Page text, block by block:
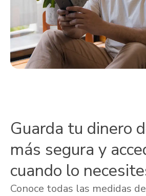
Guarda tu dinero
más segura y
cuando lo
Conoce todas las medidas